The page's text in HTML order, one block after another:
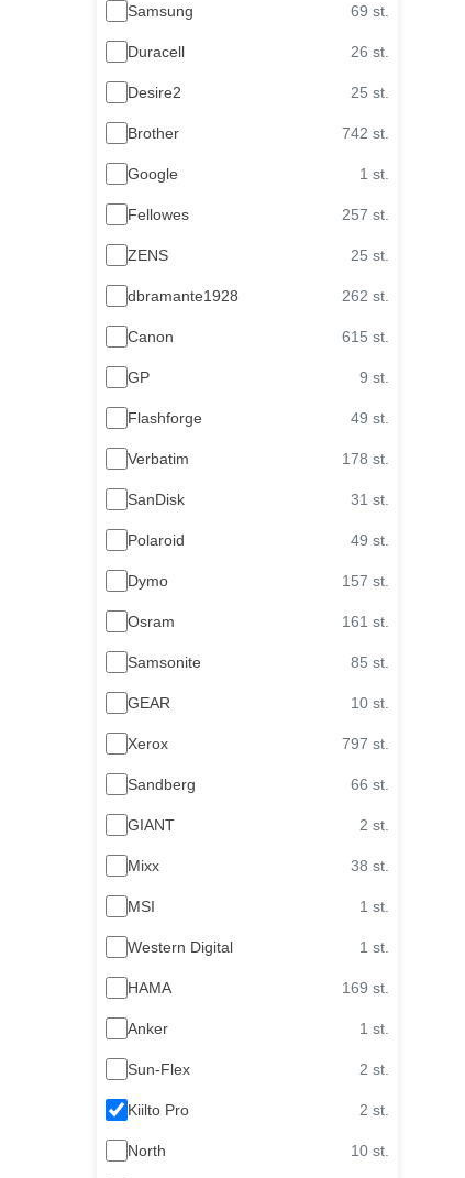
Samsung 69 st.
Duracell 26 st.
Desire2 25 st.
Brother 742 st.
Google 1 st.
Fellowes 257 st.
ZENS 25 st.
dbramante1928 262 st.
Canon 615 st.
GP 9 st.
Flashforge 49 st.
Verbatim 178 st.
SanDisk 31 st.
Polaroid 49 st.
Dymo 157 st.
Osram 161 st.
Samsonite 85 st.
GEAR 10 st.
Xerox 797 st.
Sandberg 66 st.
GIANT 2 st.
Mixx 38 st.
MSI 1 st.
Western Digital 1 st.
HAMA 169 st.
Anker 1 st.
Sun-Flex 2 st.
Kiilto Pro 2 st.
North 10 st.